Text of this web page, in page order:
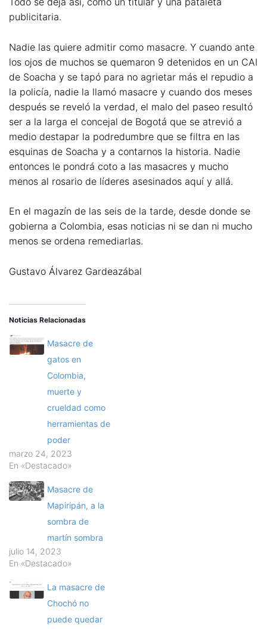
publicitaria.
Nadie las quiere admitir como masacre. Y cuando ante
los ojos de muchos se quemaron 9 detenidos en un CAI
de Soacha y se tapó para no agrietar más el repudio a
la policía, nadie la llamó masacre y cuando dos meses
después se reveló la verdad, el malo del paseo resultó
ser a la larga el concejal de Bogotá que se atrevió a
medio destapar la podredumbre que se filtra en las
esquinas de Soacha y a contarnos la historia. Nadie
entonces le pondrá coto a las masacres y mucho
menos al rosario de líderes asesinados aquí y allá.
En el magazín de las seis de la tarde, desde donde se
gobierna a Colombia, esas noticias ni se dan ni mucho
menos se ordena remediarlas.
Gustavo Álvarez Gardeazábal
Noticias Relacionadas
Masacre de
gatos en
Colombia,
muerte y
crueldad como
herramientas de
poder
marzo 24, 2023
En «Destacado»
Masacre de
Mapiripán, a la
sombra de
martín sombra
julio 14, 2023
En «Destacado»
La masacre de
Chochó no
puede quedar